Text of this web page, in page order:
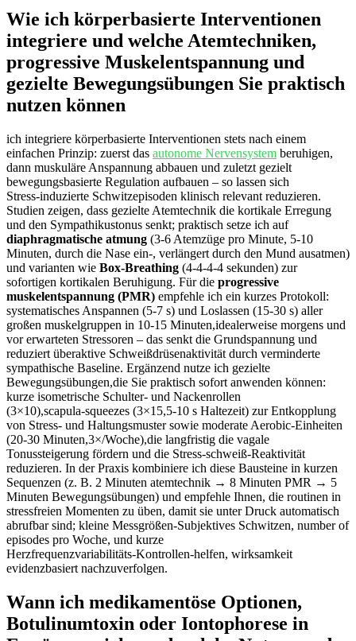
Wie ich körperbasierte ‌Interventionen
integriere und welche Atemtechniken,‌
progressive Muskelentspannung und
gezielte Bewegungsübungen Sie praktisch
nutzen ⁤können
ich integriere körperbasierte Interventionen‌ stets nach einem
einfachen‌ Prinzip: zuerst das autonome Nervensystem beruhigen,
dann muskuläre Anspannung abbauen und zuletzt gezielt
bewegungsbasierte Regulation ‍aufbauen – so lassen sich
Stress‑induzierte Schwitzepisoden klinisch relevant reduzieren.
Studien zeigen, dass gezielte Atemtechnik die kortikale Erregung
und‌ den Sympathikustonus senkt; praktisch setze ich auf
diaphragmatische atmung (3-6 Atemzüge pro Minute, 5-10
Minuten,⁤ durch die Nase ein-, verlängert durch den‌ Mund ausatmen)
und varianten wie Box‑Breathing (4‑4‑4‑4 sekunden) zur
sofortigen kortikalen Beruhigung. Für die progressive
muskelentspannung (PMR) empfehle ich ein kurzes Protokoll:
systematisches Anspannen (5-7 s) und Loslassen (15-30 s) aller
großen muskelgruppen in 10-15‍ Minuten,idealerweise morgens und
vor erwarteten Stressoren – ‌das senkt die Grundspannung und
reduziert ⁤überaktive Schweißdrüsenaktivität durch verminderte
sympathische Baseline. Ergänzend nutze ich gezielte
Bewegungsübungen,die Sie praktisch sofort anwenden können:
kurze isometrische Schulter‑ und Nackenrollen
‍(3×10),scapula‑squeezes (3×15,5-10 s Haltezeit) zur ⁤Entkopplung
von Stress‑ und Haltungsmuster sowie moderate⁢ Aerobic‑Einheiten
(20-30 Minuten,3×/Woche),die langfristig die vagale
Tonussteigerung fördern und die Stress‑schweiß‑Reaktivität
reduzieren. In der Praxis kombiniere ⁤ich diese Bausteine in kurzen
Sequenzen (z. B. 2 Minuten atemtechnik → 8⁢ Minuten PMR → 5
Minuten Bewegungsübungen) und empfehle Ihnen, die routinen in
stressfreien Momenten zu üben, damit sie unter Druck ⁣automatisch
⁣abrufbar sind; kleine Messgrößen-Subjektives Schwitzen, number of
episodes pro Woche, ​und kurze
Herzfrequenzvariabilitäts‑Kontrollen-helfen, wirksamkeit⁤
evidenzbasiert nachzuverfolgen.
Wann ich medikamentöse Optionen,
Botulinumtoxin oder Iontophorese in